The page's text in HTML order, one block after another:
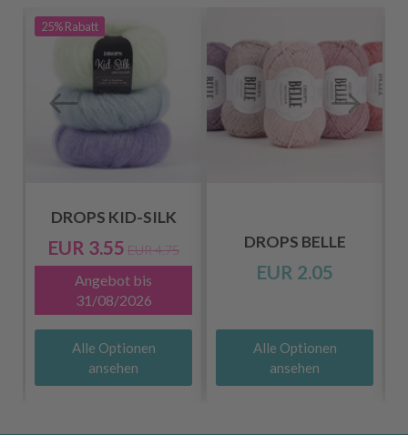
25%Rabatt
DROPS KID-SILK
EUR 3.55 EUR 4.75
Angebot bis
31/08/2026
Alle Optionen
ansehen
DROPS BELLE
EUR 2.05
Alle Optionen
ansehen